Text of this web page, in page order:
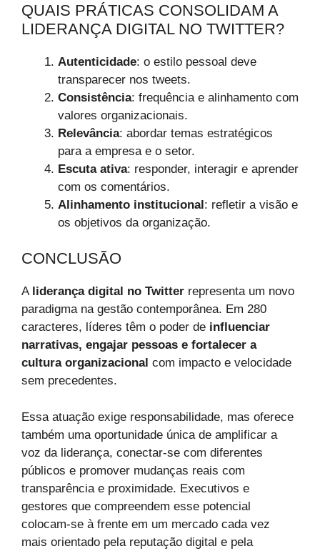
QUAIS PRÁTICAS CONSOLIDAM A
LIDERANÇA DIGITAL NO TWITTER?
Autenticidade: o estilo pessoal deve
transparecer nos tweets.
Consistência: frequência e alinhamento com
valores organizacionais.
Relevância: abordar temas estratégicos
para a empresa e o setor.
Escuta ativa: responder, interagir e aprender
com os comentários.
Alinhamento institucional: refletir a visão e
os objetivos da organização.
CONCLUSÃO
A liderança digital no Twitter representa um novo
paradigma na gestão contemporânea. Em 280
caracteres, líderes têm o poder de influenciar
narrativas, engajar pessoas e fortalecer a
cultura organizacional com impacto e velocidade
sem precedentes.
Essa atuação exige responsabilidade, mas oferece
também uma oportunidade única de amplificar a
voz da liderança, conectar-se com diferentes
públicos e promover mudanças reais com
transparência e proximidade. Executivos e
gestores que compreendem esse potencial
colocam-se à frente em um mercado cada vez
mais orientado pela reputação digital e pela